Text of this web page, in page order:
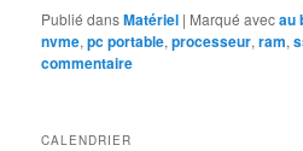
Publié dansMatériel | Marqué avecau
nvme,pc portable,processeur,ram,
commentaire
CALENDRIER